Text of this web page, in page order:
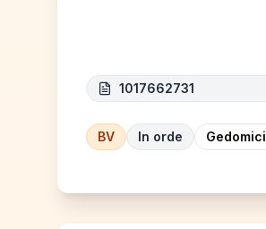
1017662731
BV In orde